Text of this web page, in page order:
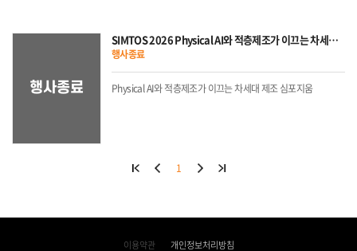
SIMTOS 2026 Physical AI와 적층제조가 이끄는 차세대 제조 심포지움 개최
행사종료
Physical AI와 적층제조가 이끄는 차세대 제조 심포지움
1
이용약관 개인정보처리방침